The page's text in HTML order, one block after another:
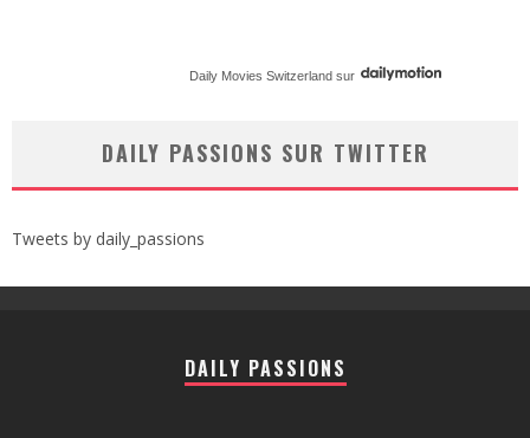
Daily Movies Switzerland sur
DAILY PASSIONS SUR TWITTER
Tweets by daily_passions
DAILY PASSIONS